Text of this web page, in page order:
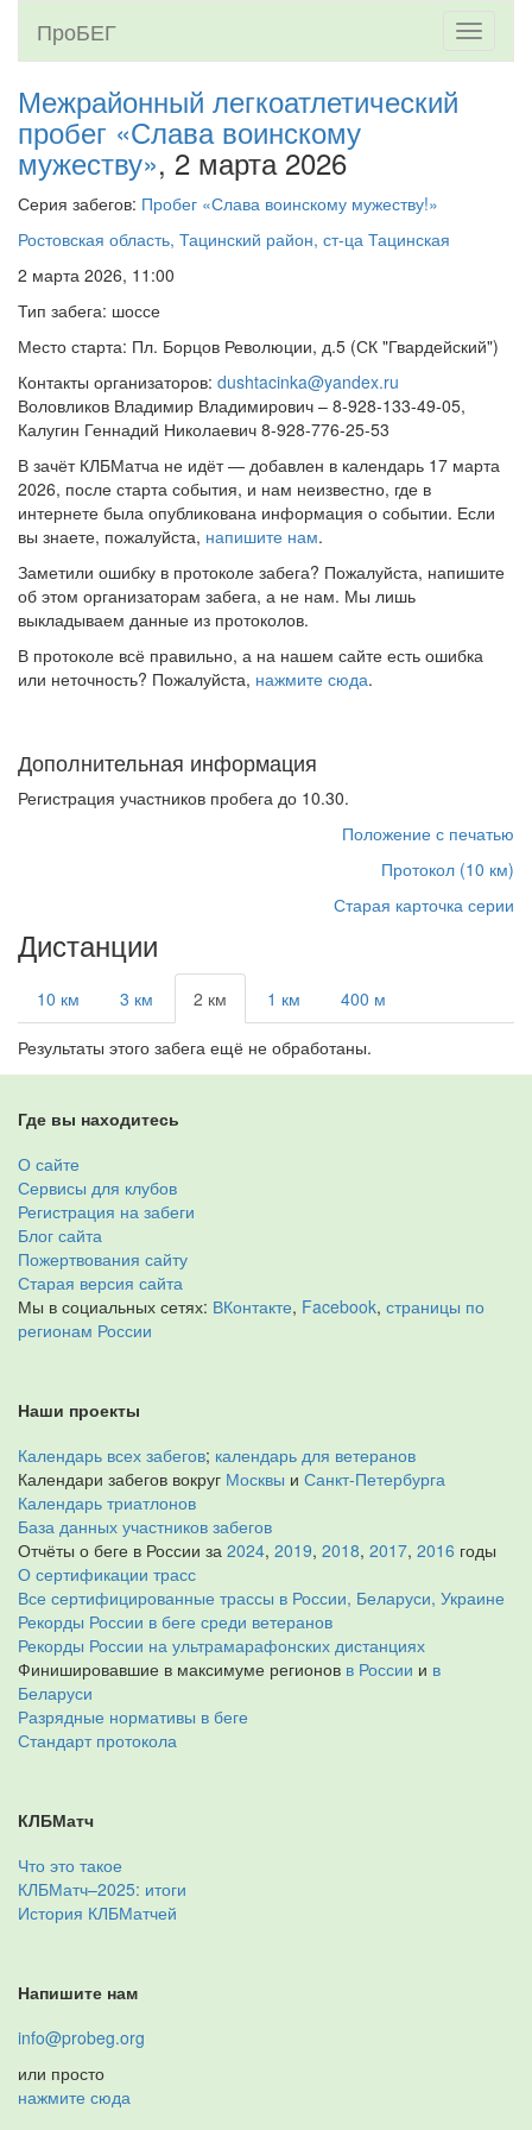
Toggle
ПроБЕГ
Межрайонный легкоатлетический
пробег «Слава воинскому
мужеству», 2 марта 2026
Серия забегов: Пробег «Слава воинскому мужеству!»
Ростовская область, Тацинский район, ст-ца Тацинская
2 марта 2026, 11:00
Тип забега: шоссе
Место старта: Пл. Борцов Революции, д.5 (СК "Гвардейский")
Контакты организаторов: dushtacinka@yandex.ru
Воловликов Владимир Владимирович – 8-928-133-49-05,
Калугин Геннадий Николаевич 8-928-776-25-53
В зачёт КЛБМатча не идёт — добавлен в календарь 17 марта
2026, после старта события, и нам неизвестно, где в
интернете была опубликована информация о событии. Если
вы знаете, пожалуйста, напишите нам.
Заметили ошибку в протоколе забега? Пожалуйста, напишите
об этом организаторам забега, а не нам. Мы лишь
выкладываем данные из протоколов.
В протоколе всё правильно, а на нашем сайте есть ошибка
или неточность? Пожалуйста, нажмите сюда.
Дополнительная информация
Регистрация участников пробега до 10.30.
Положение с печатью
Протокол (10 км)
Старая карточка серии
Дистанции
10 км 3 км 2 км 1 км 400 м
Результаты этого забега ещё не обработаны.
Где вы находитесь
О сайте
Сервисы для клубов
Регистрация на забеги
Блог сайта
Пожертвования сайту
Старая версия сайта
Мы в социальных сетях: ВКонтакте, Facebook, страницы по
регионам России
Наши проекты
Календарь всех забегов; календарь для ветеранов
Календари забегов вокруг Москвы и Санкт-Петербурга
Календарь триатлонов
База данных участников забегов
Отчёты о беге в России за 2024, 2019, 2018, 2017, 2016 годы
О сертификации трасс
Все сертифицированные трассы в России, Беларуси, Украине
Рекорды России в беге среди ветеранов
Рекорды России на ультрамарафонских дистанциях
Финишировавшие в максимуме регионов в России и в
Беларуси
Разрядные нормативы в беге
Стандарт протокола
КЛБМатч
Что это такое
КЛБМатч–2025: итоги
История КЛБМатчей
Напишите нам
info@probeg.org
или просто
нажмите сюда